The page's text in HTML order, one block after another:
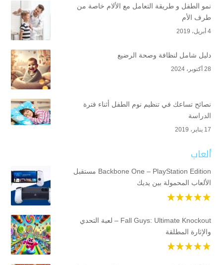
نمو الطفل و طريقة التعامل مع الألام خاصة من
طرف الأم
4 أبريل، 2019
دليل شامل لنظافة وصحة الرضيع
28 أكتوبر، 2024
نصائح تساعك في تنظيم نوم الطفل أثناء فترة
الدراسة
17 يناير، 2019
ألعاب
Backbone One – PlayStation Edition مستقبل
الألعاب المحمولة بين يديك
Fall Guys: Ultimate Knockout – لعبة التحدي
والإثارة المطلقة